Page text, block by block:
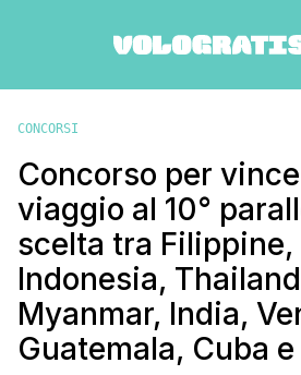
CONCORSI
Concorso per
viaggio al 10°
scelta tra Filippine,
Indonesia,
Myanmar, India,
Guatemala, Cuba